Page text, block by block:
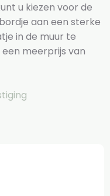
u kiezen voor de
aan een sterke
in de muur te
meerprijs van